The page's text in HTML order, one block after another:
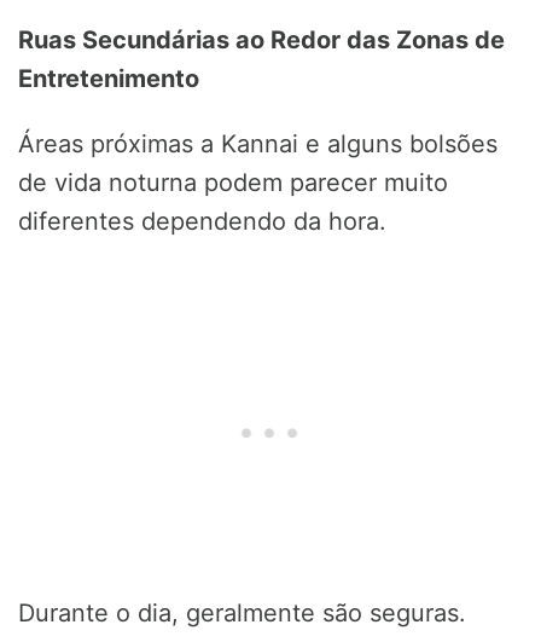
Ruas Secundárias ao Redor das Zonas de
Entretenimento
Áreas próximas a Kannai e alguns bolsões
de vida noturna podem parecer muito
diferentes dependendo da hora.
Durante o dia, geralmente são seguras.